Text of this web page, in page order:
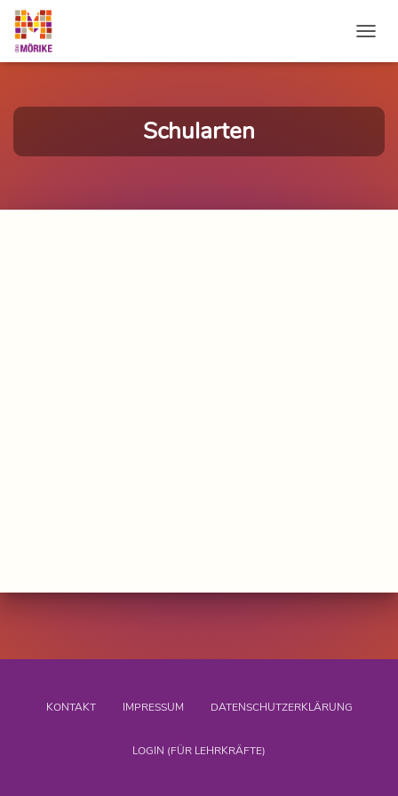
Schularten
KONTAKT IMPRESSUM DATENSCHUTZERKLÄRUNG
LOGIN (FÜR LEHRKRÄFTE)